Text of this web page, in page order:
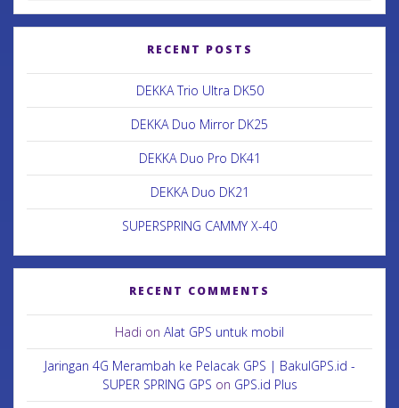
RECENT POSTS
DEKKA Trio Ultra DK50
DEKKA Duo Mirror DK25
DEKKA Duo Pro DK41
DEKKA Duo DK21
SUPERSPRING CAMMY X-40
RECENT COMMENTS
Hadi on Alat GPS untuk mobil
Jaringan 4G Merambah ke Pelacak GPS | BakulGPS.id -
SUPER SPRING GPS on GPS.id Plus